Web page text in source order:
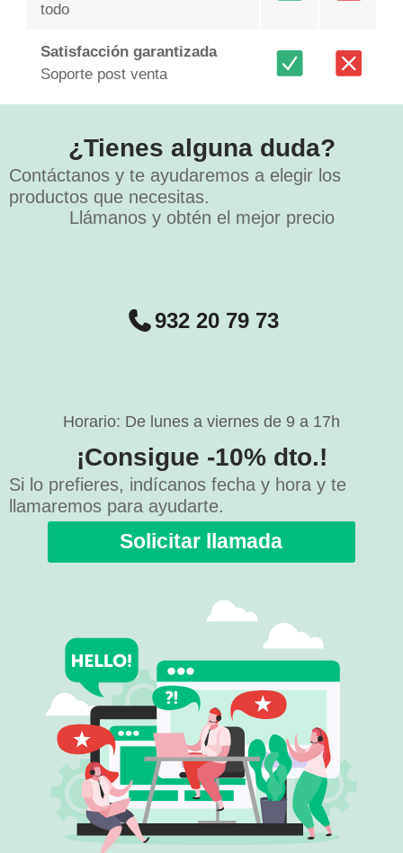
todo
Satisfacción garantizada
Soporte post venta
¿Tienes alguna duda?
Contáctanos y te ayudaremos a elegir los
productos que necesitas.
Llámanos y obtén el mejor precio
932 20 79 73
Horario: De lunes a viernes de 9 a 17h
¡Consigue -10% dto.!
Si lo prefieres, indícanos fecha y hora y te
llamaremos para ayudarte.
Solicitar llamada